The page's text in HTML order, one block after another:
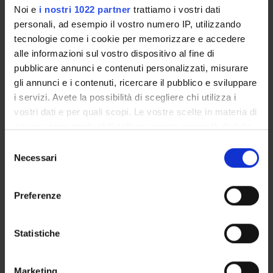
Noi e i nostri 1022 partner trattiamo i vostri dati
personali, ad esempio il vostro numero IP, utilizzando
tecnologie come i cookie per memorizzare e accedere
alle informazioni sul vostro dispositivo al fine di
pubblicare annunci e contenuti personalizzati, misurare
gli annunci e i contenuti, ricercare il pubblico e sviluppare
i servizi. Avete la possibilità di scegliere chi utilizza i
vostri dati e per quali scopi. Le vostre scelte in materia di
modificare o revocare il proprio consenso in qualsiasi
momento dalla Dichiarazione sui cookie o facendo clic
raccogliere informazioni sulla tua posizione
geografica, con un'approssimazione di qualche
Necessari
Preferenze
Statistiche
Marketing
93%
Soddisfazione del percorso di formazione(2023)